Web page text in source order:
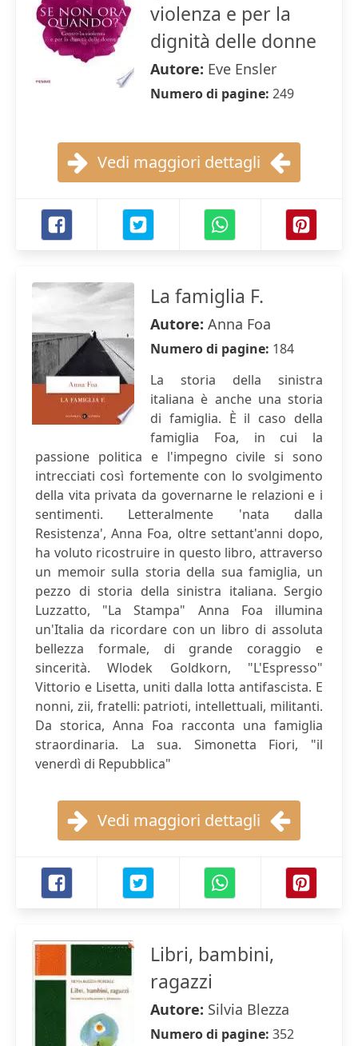
violenza e per la
dignità delle donne
Autore: Eve Ensler
Numero di pagine: 249
Vedi maggiori dettagli
La famiglia F.
Autore: Anna Foa
Numero di pagine: 184
La storia della sinistra
italiana è anche una storia
di famiglia. È il caso della
famiglia Foa, in cui la
passione politica e l'impegno civile si sono
intrecciati così fortemente con lo svolgimento
della vita privata da governarne le relazioni e i
sentimenti. Letteralmente 'nata dalla
Resistenza', Anna Foa, oltre settant'anni dopo,
ha voluto ricostruire in questo libro, attraverso
un memoir sulla storia della sua famiglia, un
pezzo di storia della sinistra italiana. Sergio
Luzzatto, "La Stampa" Anna Foa illumina
un'Italia da ricordare con un libro di assoluta
bellezza formale, di grande coraggio e
sincerità. Wlodek Goldkorn, "L'Espresso"
Vittorio e Lisetta, uniti dalla lotta antifascista. E
nonni, zii, fratelli: patrioti, intellettuali, militanti.
Da storica, Anna Foa racconta una famiglia
straordinaria. La sua. Simonetta Fiori, "il
venerdì di Repubblica"
Vedi maggiori dettagli
Libri, bambini,
ragazzi
Autore: Silvia Blezza
Numero di pagine: 352